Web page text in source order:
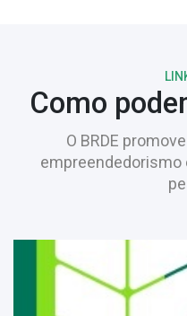
Como
O BRDE
empreendedorismo